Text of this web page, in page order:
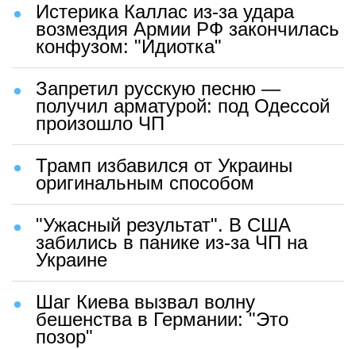
Истерика Каллас из-за удара
возмездия Армии РФ закончилась
конфузом: "Идиотка"
Запретил русскую песню —
получил арматурой: под Одессой
произошло ЧП
Трамп избавился от Украины
оригинальным способом
"Ужасный результат". В США
забились в панике из-за ЧП на
Украине
Шаг Киева вызвал волну
бешенства в Германии: "Это
позор"